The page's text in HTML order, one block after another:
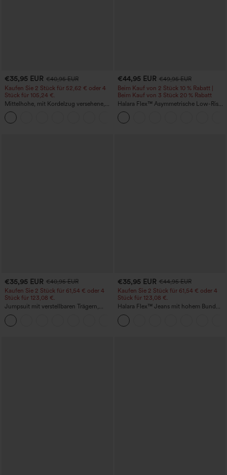
€35,95 EUR €40,95 EUR
Kaufen Sie 2 Stück für 52,62 € oder 4
Stück für 105,24 €.
Mittelhohe, mit Kordelzug versehene,
schnelltrocknende Golfhose mit schmal
zulaufendem Schnitt, abgerundetem
Saum und Taschen – UPF 40+
€44,95 EUR €49,95 EUR
Beim Kauf von 2 Stück 10 % Rabatt |
Beim Kauf von 3 Stück 20 % Rabatt
Halara Flex™ Asymmetrische Low-Rise-
Jeans mit Reißverschlusstaschen,
Baggy-Stil, weitem Bein, gewaschen,
lässig
€35,95 EUR €40,95 EUR
Kaufen Sie 2 Stück für 61,54 € oder 4
Stück für 123,08 €.
Jumpsuit mit verstellbaren Trägern,
gerafftem Detail, weitem Bein und
meliertem Stoff, lässig, mit Taschen -
Easy Peezy
€35,95 EUR €44,95 EUR
Kaufen Sie 2 Stück für 61,54 € oder 4
Stück für 123,08 €.
Halara Flex™ Jeans mit hohem Bund
und Taschen, gewaschener, lässiger
Bootcut